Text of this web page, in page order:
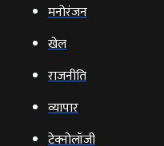
मनोरंजन
खेल
राजनीति
व्‍यापार
टेक्‍नोलॉजी